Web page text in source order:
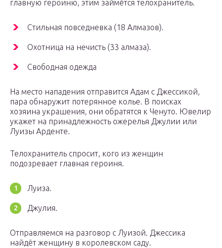
главную героиню, этим займётся телохранитель.
Стильная повседневка (18 Алмазов).
Охотница на нечисть (33 алмаза).
Свободная одежда
На место нападения отправится Адам с Джессикой,
пара обнаружит потерянное колье. В поисках
хозяина украшения, они обратятся к Ченуто. Ювелир
укажет на принадлежность ожерелья Джулии или
Луизы Арденте.
Телохранитель спросит, кого из женщин
подозревает главная героиня.
Луиза.
Джулия.
Отправляемся на разговор с Луизой. Джессика
найдёт женщину в королевском саду.